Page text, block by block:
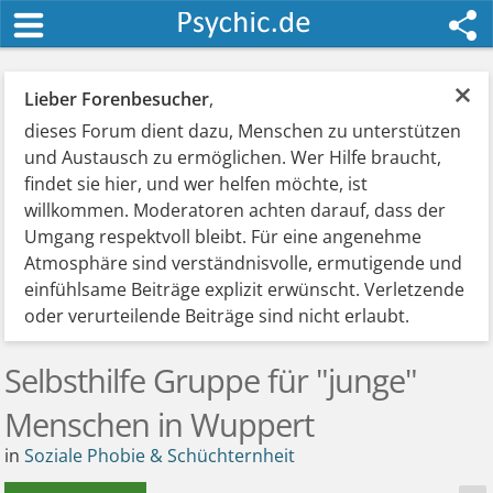
×
Lieber Forenbesucher,
dieses Forum dient dazu, Menschen zu unterstützen
und Austausch zu ermöglichen. Wer Hilfe braucht,
findet sie hier, und wer helfen möchte, ist
willkommen. Moderatoren achten darauf, dass der
Umgang respektvoll bleibt. Für eine angenehme
Atmosphäre sind verständnisvolle, ermutigende und
einfühlsame Beiträge explizit erwünscht. Verletzende
oder verurteilende Beiträge sind nicht erlaubt.
Selbsthilfe Gruppe für "junge"
Menschen in Wuppert
inSoziale Phobie & Schüchternheit